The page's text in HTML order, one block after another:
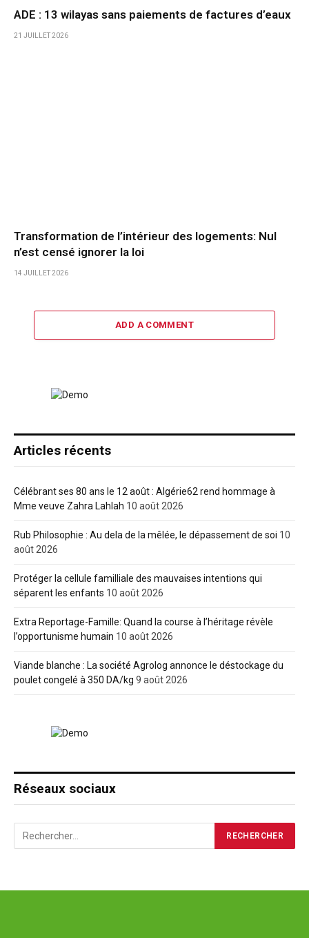
ADE : 13 wilayas sans paiements de factures d’eaux
21 JUILLET 2026
Transformation de l’intérieur des logements: Nul
n’est censé ignorer la loi
14 JUILLET 2026
ADD A COMMENT
Articles récents
Célébrant ses 80 ans le 12 août : Algérie62 rend hommage à
Mme veuve Zahra Lahlah 10 août 2026
Rub Philosophie : Au dela de la mêlée, le dépassement de soi 10
août 2026
Protéger la cellule familliale des mauvaises intentions qui
séparent les enfants 10 août 2026
Extra Reportage-Famille: Quand la course à l’héritage révèle
l’opportunisme humain 10 août 2026
Viande blanche : La société Agrolog annonce le déstockage du
poulet congelé à 350 DA/kg 9 août 2026
Réseaux sociaux